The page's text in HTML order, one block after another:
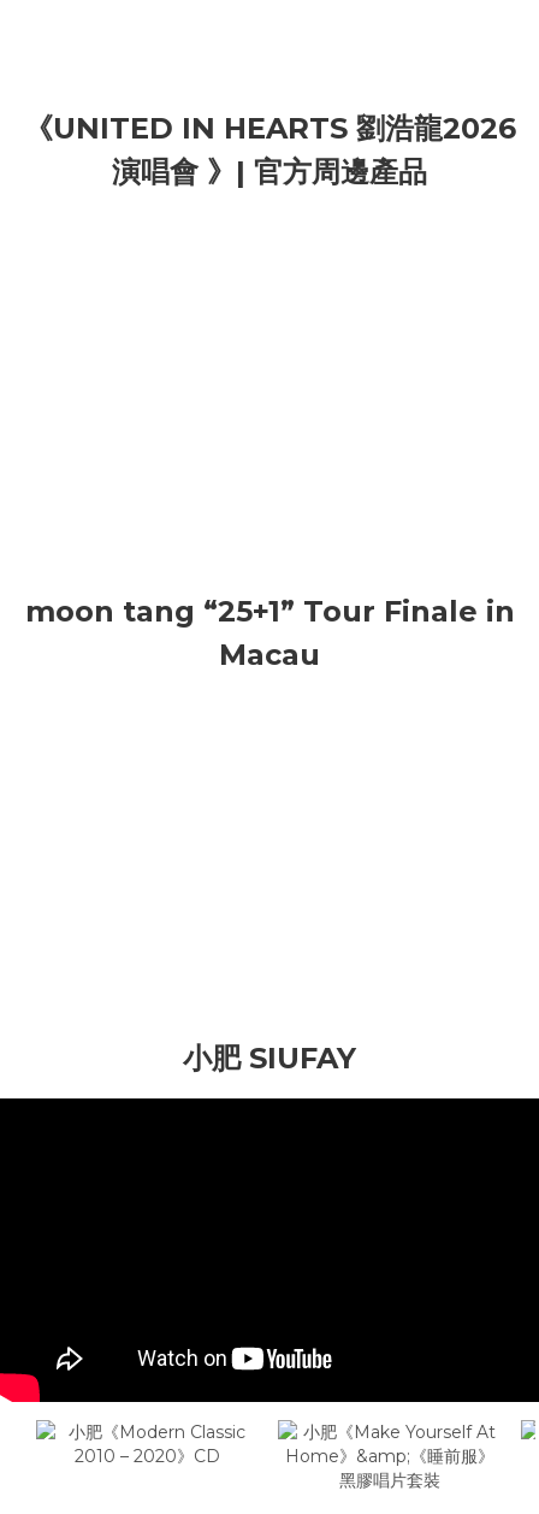
《UNITED IN HEARTS 劉浩龍2026
演唱會 》| 官方周邊產品
moon tang “25+1” Tour Finale in
Macau
小肥 SIUFAY